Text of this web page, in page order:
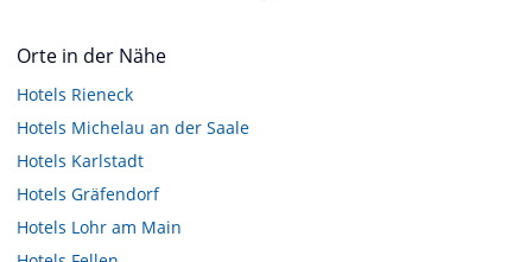
Orte in der Nähe
Hotels Rieneck
Hotels Michelau an der Saale
Hotels Karlstadt
Hotels Gräfendorf
Hotels Lohr am Main